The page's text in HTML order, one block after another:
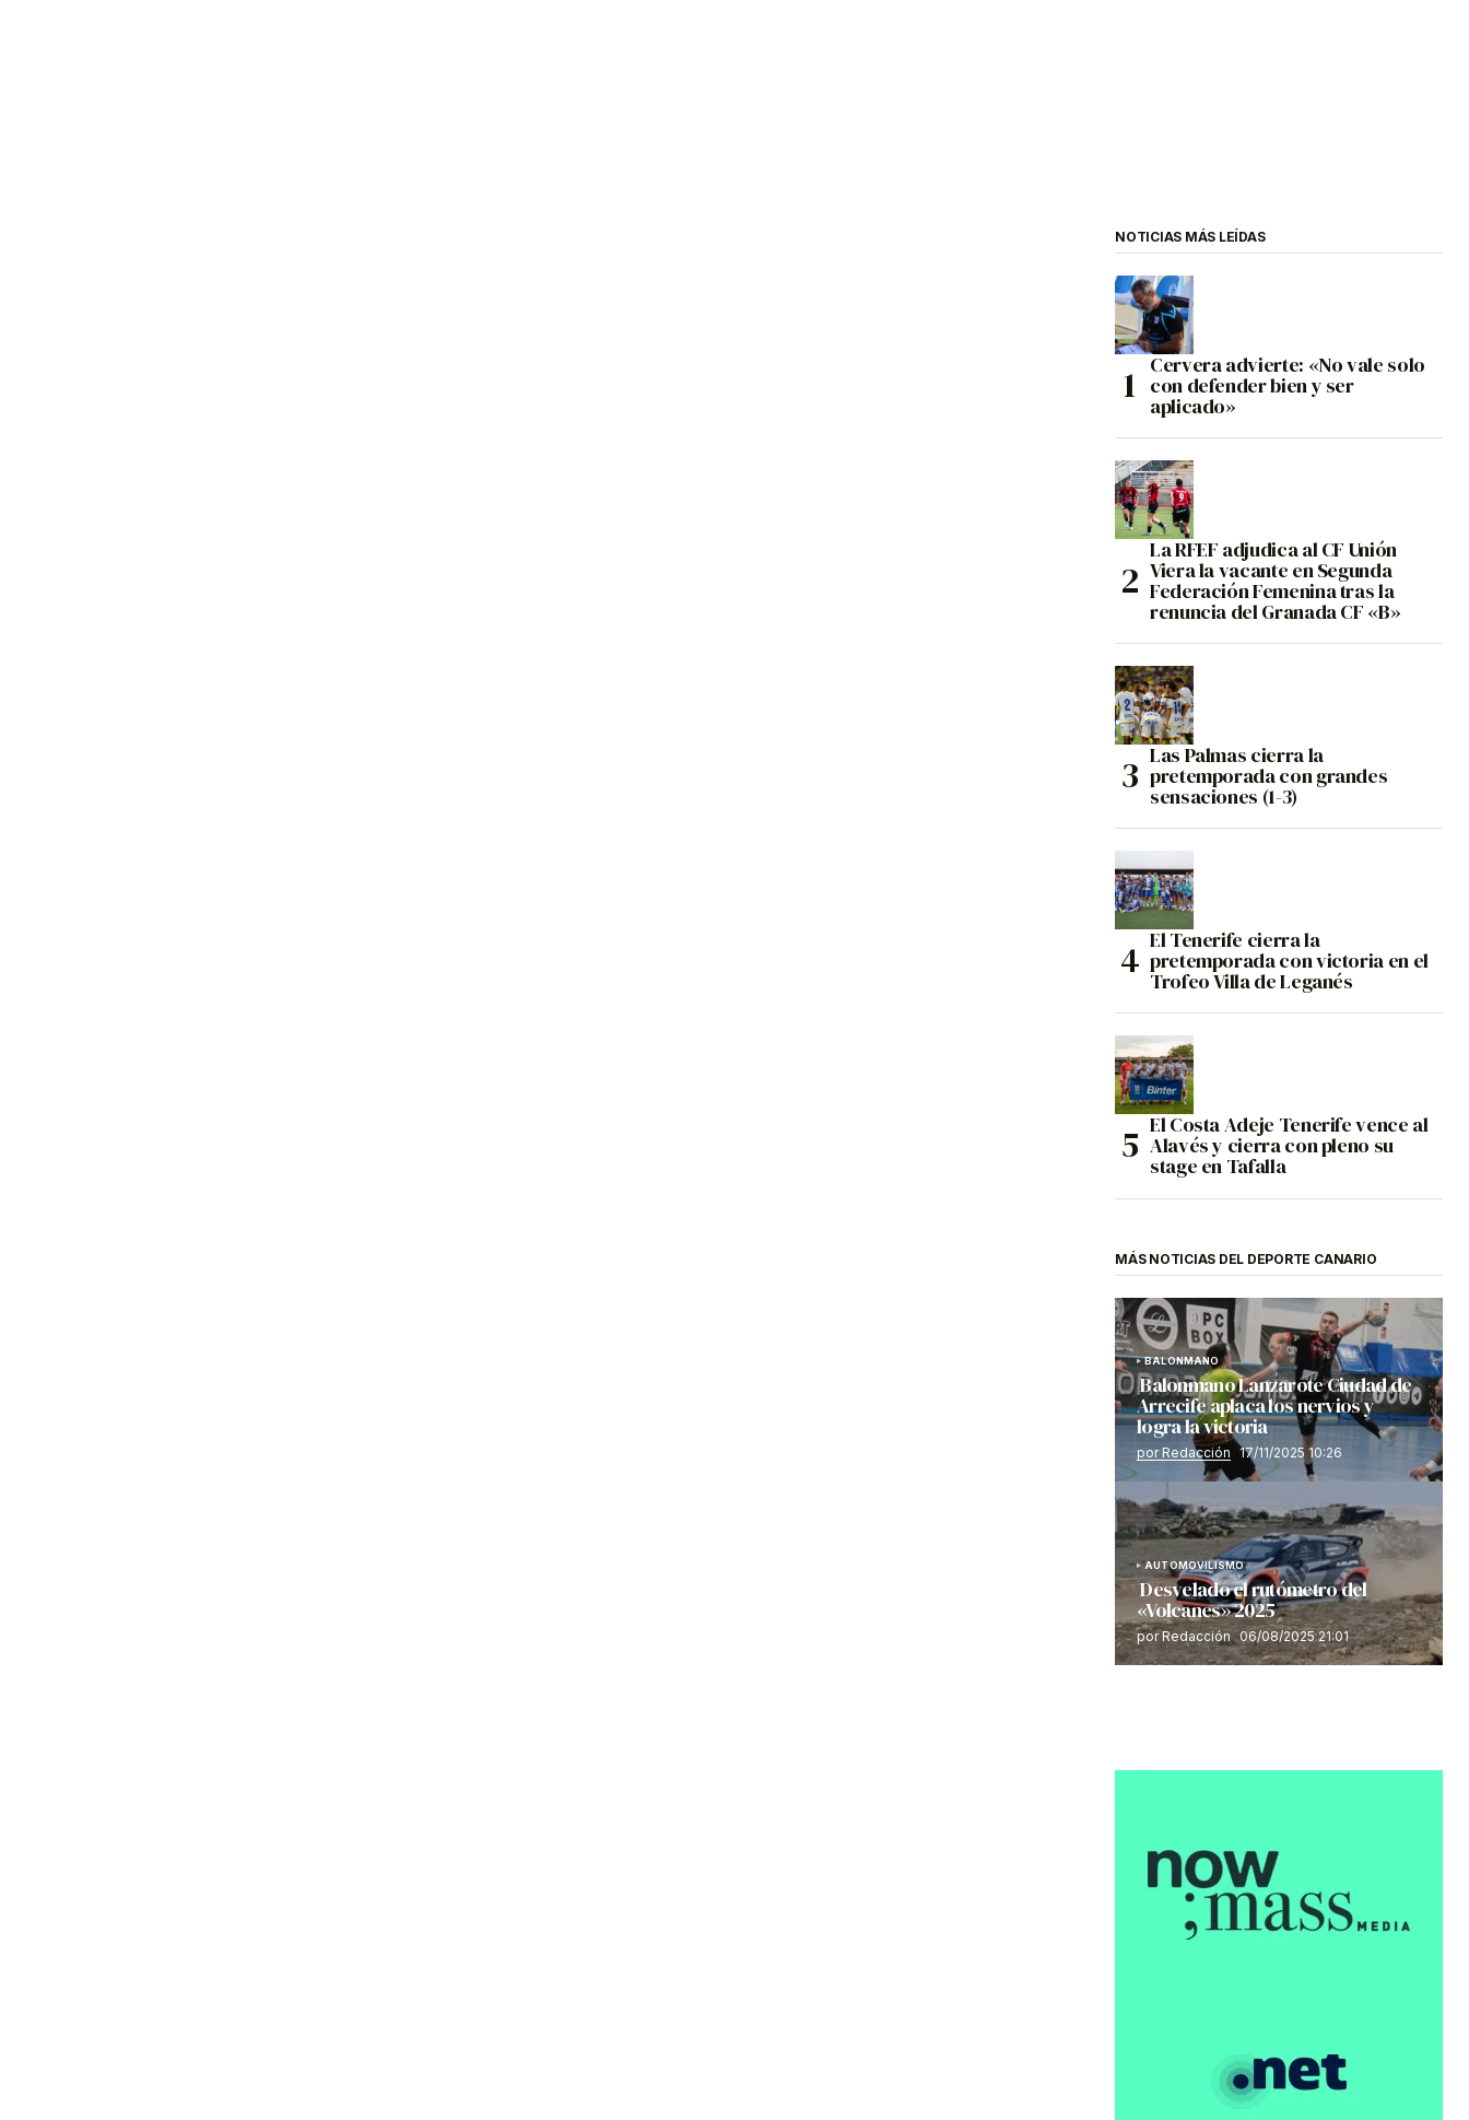
NOTICIAS MÁS LEÍDAS
Cervera advierte: «No vale solo
con defender bien y ser
aplicado»
La RFEF adjudica al CF Unión
Viera la vacante en Segunda
Federación Femenina tras la
renuncia del Granada CF «B»
Las Palmas cierra la
pretemporada con grandes
sensaciones (1-3)
El Tenerife cierra la
pretemporada con victoria en el
Trofeo Villa de Leganés
El Costa Adeje Tenerife vence al
Alavés y cierra con pleno su
stage en Tafalla
MÁS NOTICIAS DEL DEPORTE CANARIO
BALONMANO
Balonmano Lanzarote Ciudad de
Arrecife aplaca los nervios y
logra la victoria
por Redacción 17/11/2025 10:26
AUTOMOVILISMO
Desvelado el rutómetro del
«Volcanes» 2025
por Redacción 06/08/2025 21:01